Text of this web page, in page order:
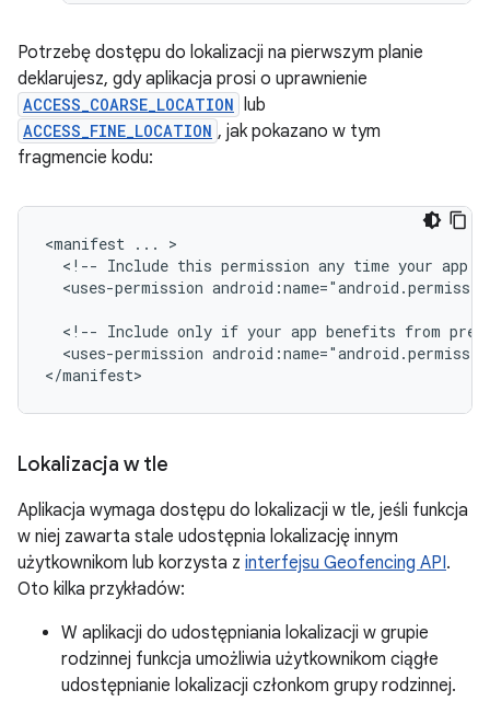
Potrzebę dostępu do lokalizacji na pierwszym planie
deklarujesz, gdy aplikacja prosi o uprawnienie
ACCESS_COARSE_LOCATION lub
ACCESS_FINE_LOCATION , jak pokazano w tym
fragmencie kodu:
<manifest ...
<!-- Include this permission any time your app
<uses-permission
<!-- Include only if your app benefits from
<uses-permission
</manifest>
Lokalizacja w tle
Aplikacja wymaga dostępu do lokalizacji w tle, jeśli funkcja
w niej zawarta stale udostępnia lokalizację innym
użytkownikom lub korzysta z interfejsu Geofencing API.
Oto kilka przykładów:
W aplikacji do udostępniania lokalizacji w grupie
rodzinnej funkcja umożliwia użytkownikom ciągłe
udostępnianie lokalizacji członkom grupy rodzinnej.